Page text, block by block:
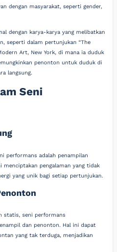
dengan masyarakat, seperti gender,
dengan karya-karya yang melibatkan
seperti dalam pertunjukan “The
Art, New York, di mana ia duduk
penonton untuk duduk di
langsung.
Seni
performans adalah penampilan
menciptakan pengalaman yang tidak
yang unik bagi setiap pertunjukan.
statis, seni performans
dan penonton. Hal ini dapat
yang tak terduga, menjadikan